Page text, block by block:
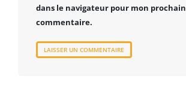
dans le navigateur pour mon prochain
commentaire.